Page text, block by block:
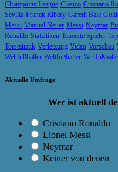
Champions League Clásico Cristiano
Sevilla Franck Ribery Gareth Bale
Messi Manuel Neuer Messi Neymar
Ronaldo Statistiken Teuerste Spieler
Torstatistik Verletzung Video Vorschau
Weltfußballer Weltfußballer
Aktuelle Umfrage
Wer ist aktuell
Cristiano Ronaldo
Lionel Messi
Neymar
Keiner von denen